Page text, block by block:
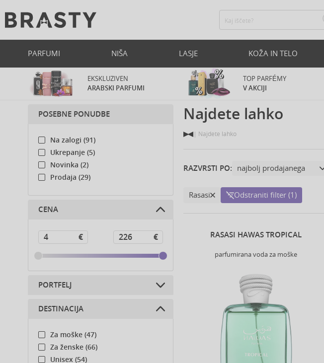
PARFUMI NIŠA LASJE KOŽA IN TELO
EKSKLUZIVEN
ARABSKI PARFUMI
TOP PARFÉMY
V AKCIJI
Najdete lahko
Najdete lahko
RAZVRSTI PO:
Rasasi Odstraniti filter (1)
RASASI HAWAS TROPICAL
parfumirana voda za moške
POSEBNE PONUDBE
Na zalogi (91)
Ukrepanje (5)
Novinka (2)
Prodaja (29)
CENA
PORTFELJ
Parfumi (167)
DESTINACIJA
Za moške (47)
Za ženske (66)
Unisex (54)